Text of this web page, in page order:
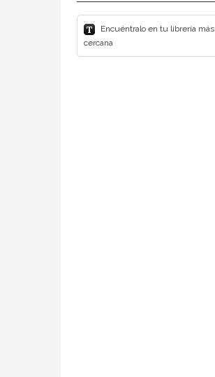
Encuéntralo en tu librería más
cercana